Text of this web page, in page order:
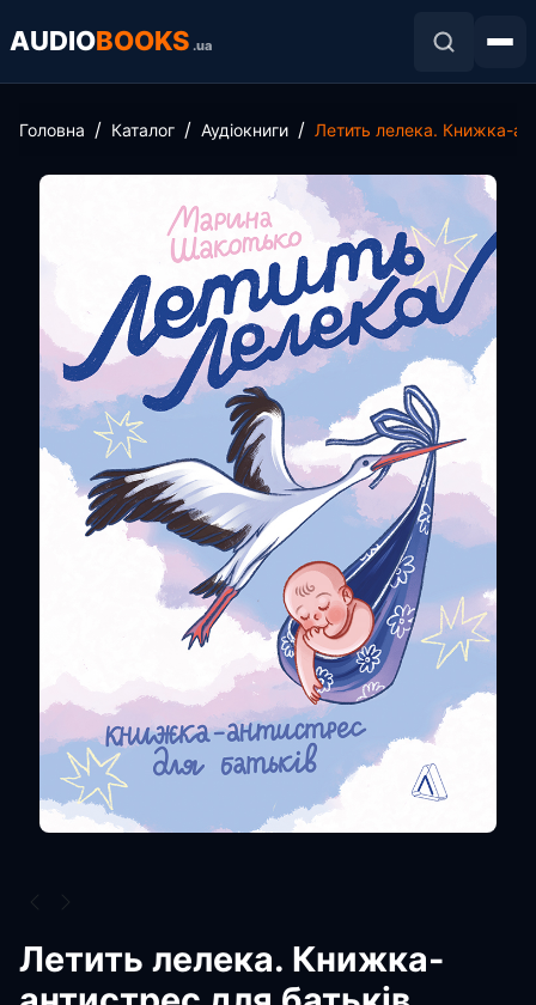
AUDIOBOOKS .ua
Головна Каталог Аудіокниги Летить лелека. Книжка-
Летить лелека. Книжка-